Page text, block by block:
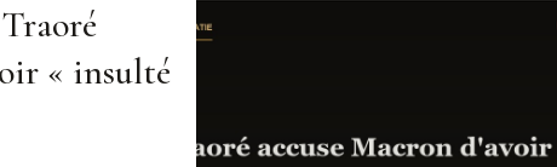
« insulté